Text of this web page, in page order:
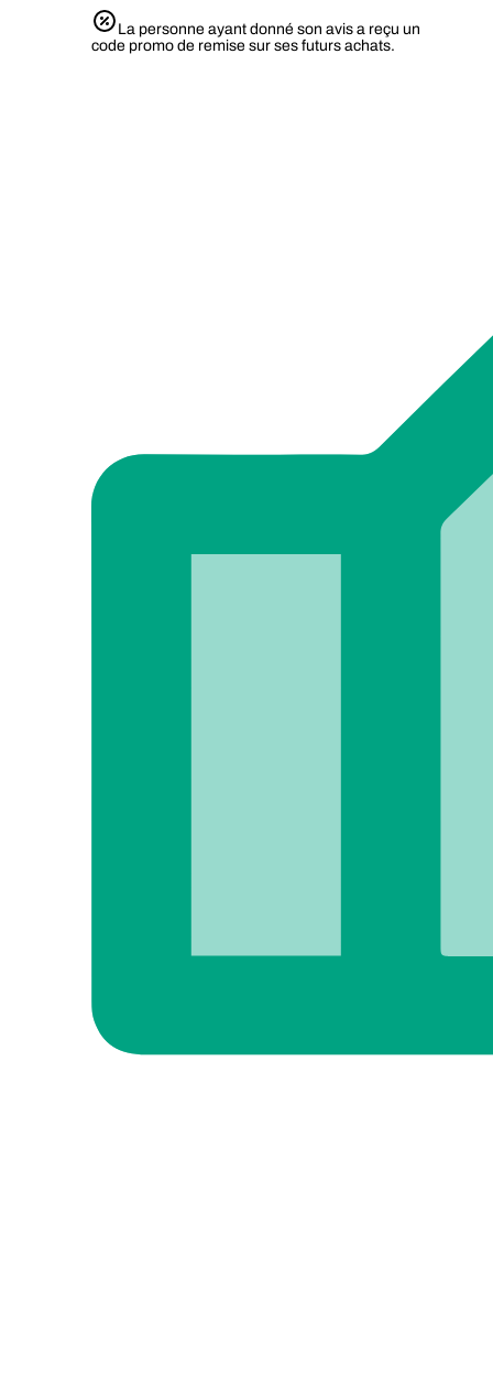
La personne ayant donné son avis a reçu un
code promo de remise sur ses futurs achats.